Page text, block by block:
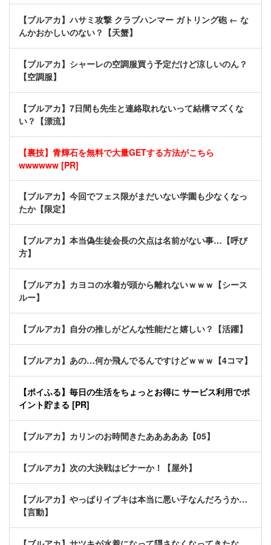
【ブルアカ】ハサミ攻撃 クラブハンマー ガトリング砲 ← な
んかおかしいのない？【天蟹】
【ブルアカ】シャーレの空調服買う予定だけど涼しいのん？
【空調服】
【ブルアカ】7日間も先生と連絡取れないって結構マズくな
い？【漂流】
【裏技】青輝石を無料で大量GETする方法がこちら
wwwwww [PR]
【ブルアカ】今回でフェス限がまだいない学園も少なくなっ
たか【限定】
【ブルアカ】本当偽生徒会長の欠点は名前がない事…【呼び
方】
【ブルアカ】カヨコの水着が頭から離れないｗｗｗ【シース
ルー】
【ブルアカ】自分の推しがどんな性能だと嬉しい？【活躍】
【ブルアカ】あの…何か飛んでるんですけどｗｗｗ【4コマ】
【ポイふる】毎日の生活をちょっとお得に サービス利用でポ
イント貯まる [PR]
【ブルアカ】カリンのお時間きたあああああ【05】
【ブルアカ】次の大決戦はビナーか！【屋外】
【ブルアカ】やっぱりイブキは本当に悪い子なんだろうか…
【言動】